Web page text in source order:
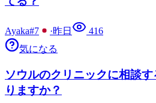
Ayaka#7 ·昨日
416
気になる
ソウルのクリニックに相談
りますか？